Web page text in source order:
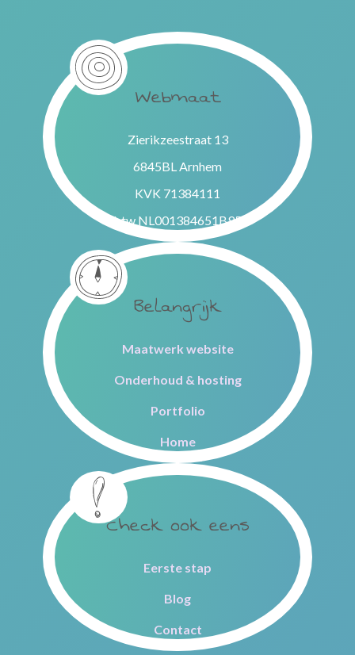
Webmaat
Zierikzeestraat 13
6845BL Arnhem
KVK 71384111
btw NL001384651B95
Belangrijk
Maatwerk website
Onderhoud & hosting
Portfolio
Home
Check ook eens
Eerste stap
Blog
Contact